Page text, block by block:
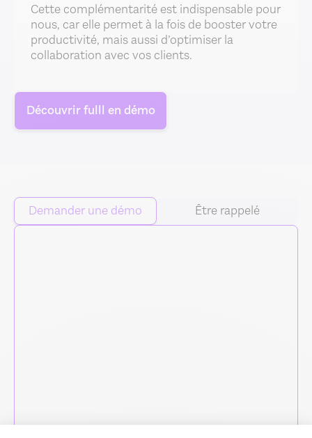
Cette complémentarité est indispensable pour
nous, car elle permet à la fois de booster votre
productivité, mais aussi d’optimiser la
collaboration avec vos clients.
Découvrir fulll en démo
Demander une démo Être rappelé